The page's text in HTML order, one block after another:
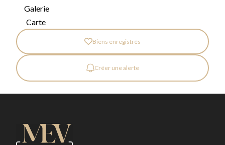
Galerie
Carte
Biens enregistrés
Créer une alerte